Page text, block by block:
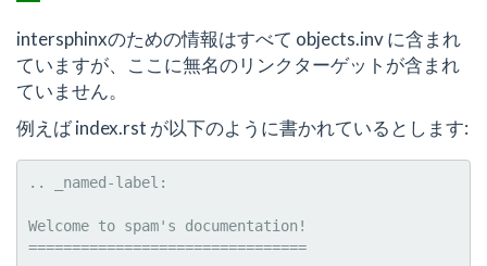
intersphinxのための情報はすべて objects.inv に含まれ
ていますが、ここに無名のリンクターゲットが含まれ
ていません。
例えば index.rst が以下のように書かれているとします:
.. _named-label:
Welcome to spam's documentation!
================================